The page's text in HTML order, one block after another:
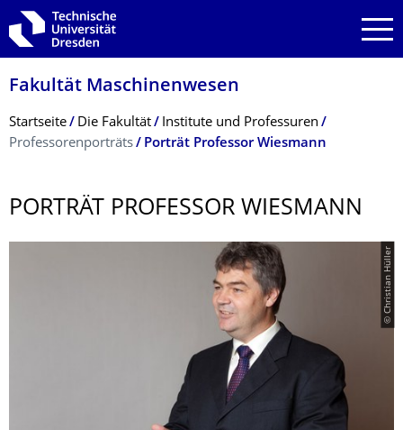
Zur Hauptnavigation springen
Zur Suche springen
Zum Inhalt springen
Fakultät Maschinenwesen
Breadcrumb-Menü
Startseite Die Fakultät
Institute und Professuren
Professorenporträts
Porträt Professor Wiesmann
PORTRÄT PROFESSOR WIESMANN
© Christian Hüller